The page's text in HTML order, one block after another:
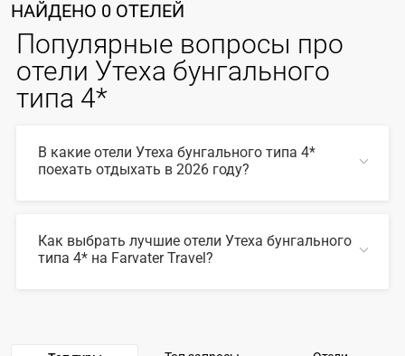
НАЙДЕНО 0 ОТЕЛЕЙ
Популярные вопросы про
отели Утеха бунгального
типа 4*
В какие отели Утеха бунгального типа 4*
поехать отдыхать в 2026 году?
Как выбрать лучшие отели Утеха бунгального
типа 4* на Farvater Travel?